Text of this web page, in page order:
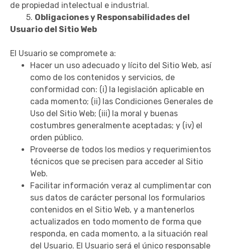
de propiedad intelectual e industrial.
5. Obligaciones y Responsabilidades del
Usuario del Sitio Web
El Usuario se compromete a:
Hacer un uso adecuado y lícito del Sitio Web, así
como de los contenidos y servicios, de
conformidad con: (i) la legislación aplicable en
cada momento; (ii) las Condiciones Generales de
Uso del Sitio Web; (iii) la moral y buenas
costumbres generalmente aceptadas; y (iv) el
orden público.
Proveerse de todos los medios y requerimientos
técnicos que se precisen para acceder al Sitio
Web.
Facilitar información veraz al cumplimentar con
sus datos de carácter personal los formularios
contenidos en el Sitio Web, y a mantenerlos
actualizados en todo momento de forma que
responda, en cada momento, a la situación real
del Usuario. El Usuario será el único responsable